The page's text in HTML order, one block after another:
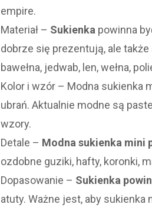
empire.
Materiał – Sukienka powinna
dobrze się prezentują, ale także
bawełna, jedwab, len, wełna,
Kolor i wzór – Modna sukienka
ubrań. Aktualnie modne są
wzory.
Detale – Modna sukienka mini
ozdobne guziki, hafty, koronki,
Dopasowanie – Sukienka
atuty. Ważne jest, aby sukienka